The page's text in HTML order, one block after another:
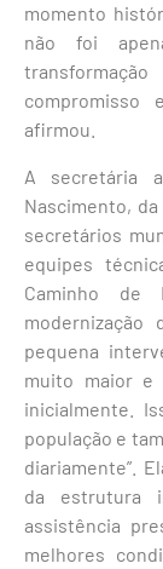
momento
não foi
compromisso
afirmou.
A secretária
Nascimento,
secretários
equipes
Caminho de
pequena
muito maior e
inicialmente.
população e
diariamente”.
da estrutura
assistência
melhores